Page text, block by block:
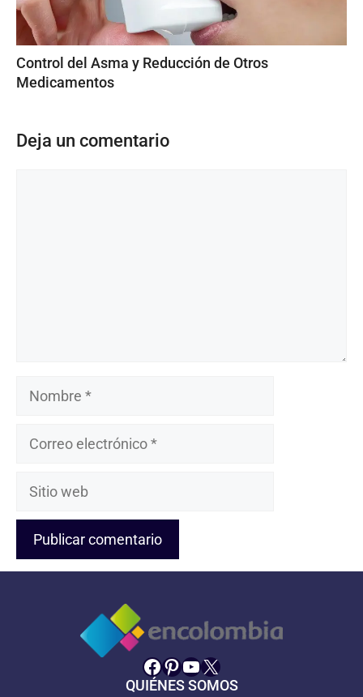
Control del Asma y Reducción de Otros
Medicamentos
Deja un comentario
Nombre
Sitio
Facebook
Pinterest
YouTube
X
QUIÉNES SOMOS